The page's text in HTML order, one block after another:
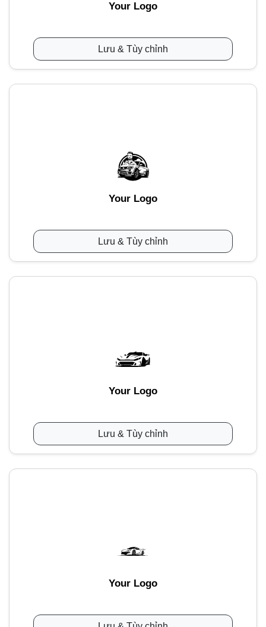
Your Logo
Lưu & Tùy chỉnh
Your Logo
Lưu & Tùy chỉnh
Your Logo
Lưu & Tùy chỉnh
Your Logo